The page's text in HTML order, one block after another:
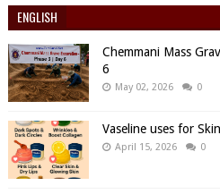
ENGLISH
Chemmani Mass
6
May 02, 2026 0
Vaseline uses for
April 15, 2026 0